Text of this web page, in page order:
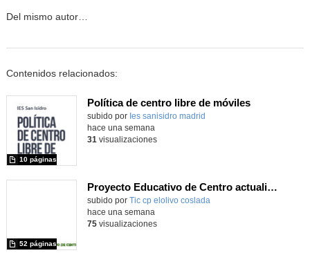
Del mismo autor…
Contenidos relacionados:
Política de centro libre de móviles
subido por Ies sanisidro madrid
10 páginas
hace una semana
31 visualizaciones
Proyecto Educativo de Centro actualizado 2026
subido por Tic cp elolivo coslada
52 páginas
hace una semana
75visualizaciones